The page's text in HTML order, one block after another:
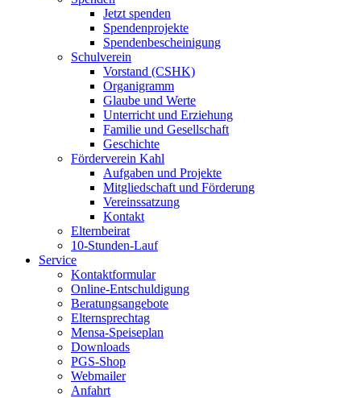
Jetzt spenden
Spendenprojekte
Spendenbescheinigung
Schulverein
Vorstand (CSHK)
Organigramm
Glaube und Werte
Unterricht und Erziehung
Familie und Gesellschaft
Geschichte
Förderverein Kahl
Aufgaben und Projekte
Mitgliedschaft und Förderung
Vereinssatzung
Kontakt
Elternbeirat
10-Stunden-Lauf
Service
Kontaktformular
Online-Entschuldigung
Beratungsangebote
Elternsprechtag
Mensa-Speiseplan
Downloads
PGS-Shop
Webmailer
Anfahrt